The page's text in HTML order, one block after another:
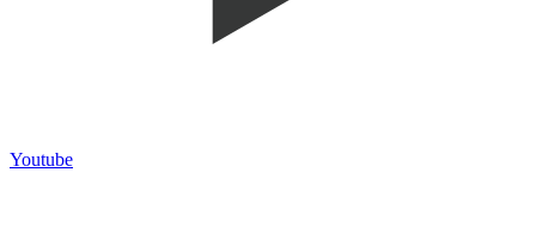
Youtube